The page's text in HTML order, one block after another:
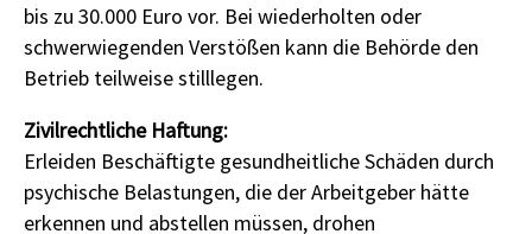
bis zu 30.000 Euro vor. Bei wiederholten oder
schwerwiegenden Verstößen kann die Behörde den
Betrieb teilweise stilllegen.
Zivilrechtliche Haftung:
Erleiden Beschäftigte gesundheitliche Schäden durch
psychische Belastungen, die der Arbeitgeber hätte
erkennen und abstellen müssen, drohen